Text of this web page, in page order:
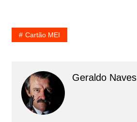
Cartão MEI
Geraldo Naves